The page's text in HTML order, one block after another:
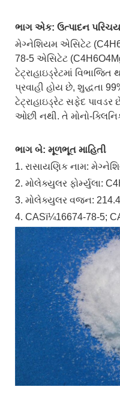
ભાગ એક: ઉત્પાદન પરિચય
મેગ્નેશિયમ એસિટેટ
78-5 એસિટેટ
ટેટ્રાહાઇડ્રેટમાં
પ્રવાહી હોય છે, શુદ્ધતા
ટેટ્રાહાઇડ્રેટ સફેદ
ઓછી નથી. તે મોનો-
ભાગ બે: મૂળભૂત માહિતી
1. રાસાયણિક નામ:
2. મોલેક્યુલર ફોર્મ્યુલા:
3. મોલેક્યુલર વજન:
4. CASï¼16674-78-5;